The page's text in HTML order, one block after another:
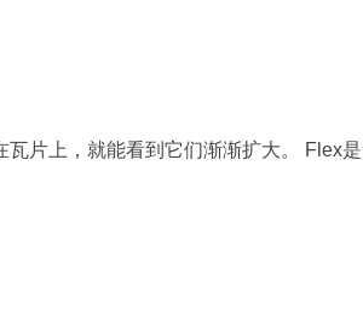
片上，就能看到它们渐渐扩大。 Flex是